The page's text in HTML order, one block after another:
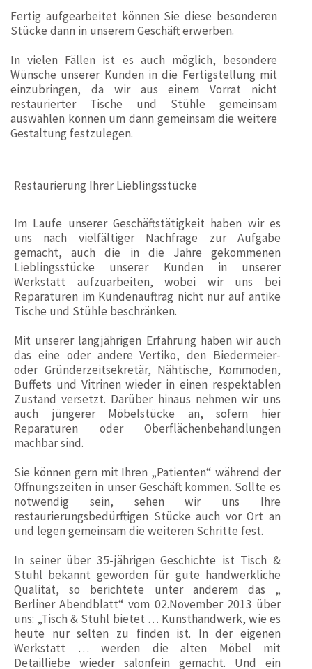
Fertig aufgearbeitet können Sie diese besonderen
Stücke dann in unserem Geschäft erwerben.
In vielen Fällen ist es auch möglich, besondere
Wünsche unserer Kunden in die Fertigstellung mit
einzubringen, da wir aus einem Vorrat nicht
restaurierter Tische und Stühle gemeinsam
auswählen können um dann gemeinsam die weitere
Gestaltung festzulegen.
Restaurierung Ihrer Lieblingsstücke
Im Laufe unserer Geschäftstätigkeit haben wir es
uns nach vielfältiger Nachfrage zur Aufgabe
gemacht, auch die in die Jahre gekommenen
Lieblingsstücke unserer Kunden in unserer
Werkstatt aufzuarbeiten, wobei wir uns bei
Reparaturen im Kundenauftrag nicht nur auf antike
Tische und Stühle beschränken.
Mit unserer langjährigen Erfahrung haben wir auch
das eine oder andere Vertiko, den Biedermeier-
oder Gründerzeitsekretär, Nähtische, Kommoden,
Buffets und Vitrinen wieder in einen respektablen
Zustand versetzt. Darüber hinaus nehmen wir uns
auch jüngerer Möbelstücke an, sofern hier
Reparaturen oder Oberflächenbehandlungen
machbar sind.
Sie können gern mit Ihren „Patienten“ während der
Öffnungszeiten in unser Geschäft kommen. Sollte es
notwendig sein, sehen wir uns Ihre
restaurierungsbedürftigen Stücke auch vor Ort an
und legen gemeinsam die weiteren Schritte fest.
In seiner über 35-jährigen Geschichte ist Tisch &
Stuhl bekannt geworden für gute handwerkliche
Qualität, so berichtete unter anderem das „
Berliner Abendblatt“ vom 02.November 2013 über
uns: „Tisch & Stuhl bietet … Kunsthandwerk, wie es
heute nur selten zu finden ist. In der eigenen
Werkstatt … werden die alten Möbel mit
Detailliebe wieder salonfein gemacht. Und ein